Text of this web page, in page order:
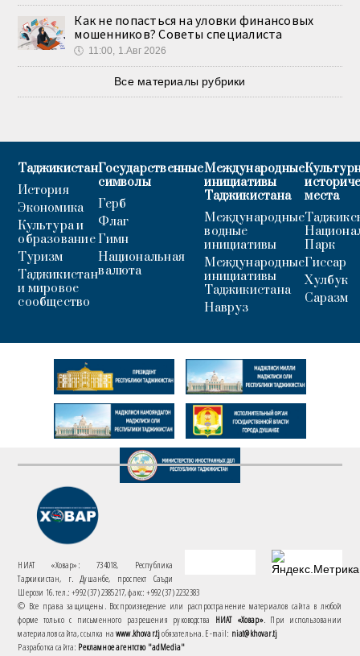
Как не попасться на уловки финансовых
мошенников? Советы специалиста
🕔 11:00, 1.Авг 2026
Все материалы рубрики
Таджикистан
История
Экономика
Культура и
образование
Туризм
Таджикистан
и мировое
сообщество
Государственные
символы
Герб
Флаг
Гимн
Национальная
валюта
Международные
инициативы
Таджикистана
Международные
водные
инициативы
Международные
инициативы
Таджикистана
Навруз
места
Парк
Гиссар
Хулбук
Саразм
НИАТ «Ховар»: 734018, Республика
Таджикистан, г. Душанбе, проспект Саъди
Шерози 16. тел.: +992 (37) 2385217, факс: +992 (37) 2232383
© Все права защищены. Воспроизведение или распространение материалов сайта в любой
форме только с письменного разрешения руководства НИАТ «Ховар». При использовании
материалов сайта, ссылка наwww.khovar.tjобязательна. E-mail: niat@khovar.tj
Разработка сайта: Рекламное агентство "adMedia"